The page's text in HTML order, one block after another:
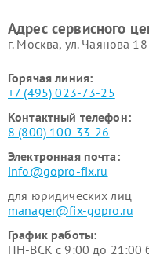
Адрес сервисного
г. Москва, ул. Чаянова 18
Горячая линия:
+7 (495) 023-73-25
Контактный телефон:
8 (800) 100-33-26
Электронная почта:
info@gopro-fix.ru
для юридических лиц
manager@fix-gopro.ru
График работы:
ПН-ВСК с 9:00 до 21:00